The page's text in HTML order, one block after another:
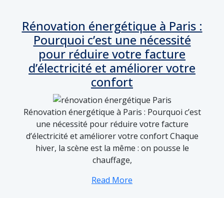
Rénovation énergétique à Paris :
Pourquoi c’est une nécessité
pour réduire votre facture
d’électricité et améliorer votre
confort
Rénovation énergétique à Paris : Pourquoi c’est
une nécessité pour réduire votre facture
d’électricité et améliorer votre confort Chaque
hiver, la scène est la même : on pousse le
chauffage,
Read More